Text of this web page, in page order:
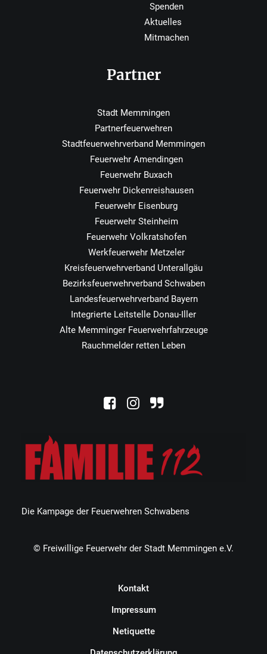
Die Kampage der Feuerwehren Schwabens
Spenden
Aktuelles
Mitmachen
Partner
Stadt Memmingen
Partnerfeuerwehren
Stadtfeuerwehrverband Memmingen
Feuerwehr Amendingen
Feuerwehr Buxach
Feuerwehr Dickenreishausen
Feuerwehr Eisenburg
Feuerwehr Steinheim
Feuerwehr Volkratshofen
Werkfeuerwehr Metzeler
Kreisfeuerwehrverband Unterallgäu
Bezirksfeuerwehrverband Schwaben
Landesfeuerwehrverband Bayern
Integrierte Leitstelle Donau-Iller
Alte Memminger Feuerwehrfahrzeuge
Rauchmelder retten Leben
© Freiwillige Feuerwehr der Stadt Memmingen e.V.
Kontakt
Impressum
Netiquette